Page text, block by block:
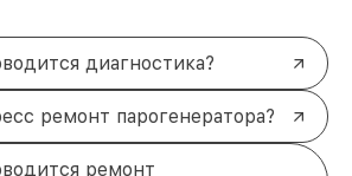
диагностика?
ремонт парогенератора?
ремонт